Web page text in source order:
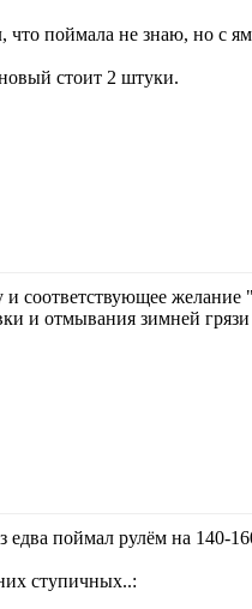
что поймала не знаю, но с
стоит 2 штуки.
соответствующее желание
отмывания зимней грязи
едва поймал рулём на 140-
ступичных..: